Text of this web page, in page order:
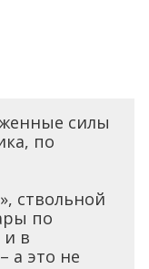
силы
по
ствольной
по
в
а это не